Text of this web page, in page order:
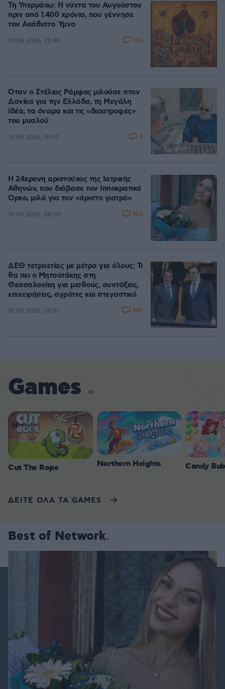
Τη Υπερμάχω: Η νύχτα του Αυγούστου
πριν από 1.400 χρόνια, που γέννησε
τον Ακάθιστο Ύμνο
09.08.2026, 22:48 163
Όταν ο Στέλιος Ράμφος μιλούσε στον
Δανίκα για την Ελλάδα, τη Μεγάλη
Ιδέα, τα όνειρα και τις «διαστροφές»
του μυαλού
10.08.2026, 16:05 3
Η 24χρονη αριστούχος της Ιατρικής
Αθηνών, που διάβασε τον Ιπποκρατικό
Όρκο, μιλά για τον «άριστο γιατρό»
10.08.2026, 08:09 103
ΔΕΘ τετραετίας με μέτρα για όλους: Τι
θα πει ο Μητσοτάκης στη
Θεσσαλονίκη για μισθούς, συντάξεις,
επιχειρήσεις, αγρότες και στεγαστικό
10.08.2026, 08:51 399
Games
Cut The Rope Northern Heights Candy
ΔΕΙΤΕ ΟΛΑ ΤΑ GAMES
Best of Network